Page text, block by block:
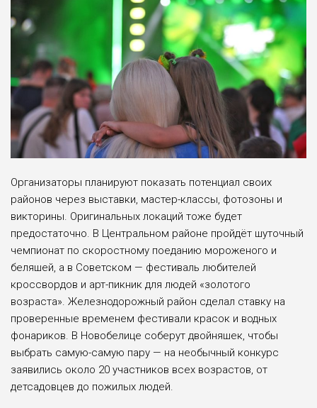
Организаторы планируют показать потенциал своих
районов через выставки, мастер-классы, фотозоны и
викторины. Оригинальных локаций тоже будет
предостаточно. В Центральном районе пройдёт шуточный
чемпионат по скоростному поеданию мороженого и
беляшей, а в Советском — фестиваль любителей
кроссвордов и арт-пикник для людей «золотого
возраста». Железнодорожный район сделал ставку на
проверенные временем фестивали красок и водных
фонариков. В Новобелице соберут двойняшек, чтобы
выбрать самую-самую пару — на необычный конкурс
заявились около 20 участников всех возрастов, от
детсадовцев до пожилых людей.